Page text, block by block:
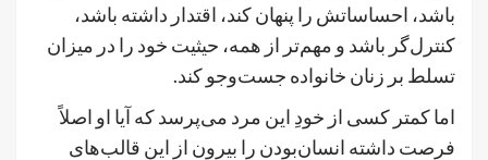
باشد، احساساتش را پنهان کند، اقتدار داشته باشد،
کنترل‌گر باشد و مهم‌تر از همه، حیثیت خود را در میزان
تسلط بر زنان خانواده جست‌وجو کند.
اما کمتر کسی از خودِ این مرد می‌پرسد که آیا او اصلاً
فرصت داشته انسان‌بودن را بیرون از این قالب‌های